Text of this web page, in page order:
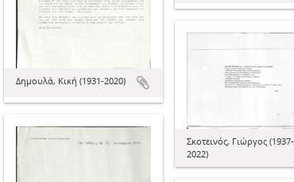
Δημουλά, Κική (1931-2020)
Σκοτεινός, Γιώργος (1937-
2022)